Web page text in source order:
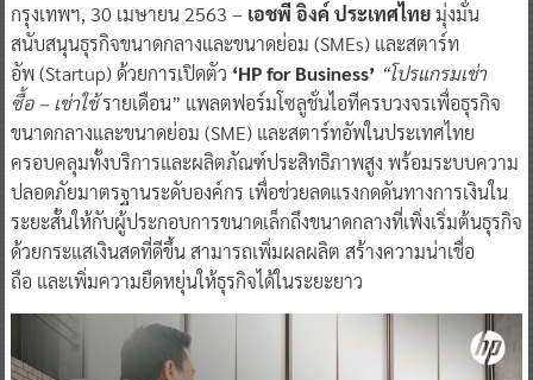
กรุงเทพฯ, 30 เมษายน 2563 – เอชพี อิงค์ ประเทศไทยมุ่งมั่น
สนับสนุนธุรกิจขนาดกลางและขนาดย่อม (SMEs) และสตาร์ท
อัพ (Startup) ด้วยการเปิดตัว ‘HP for Business’ “โปรแกรมเช่า
ซื้อ – เช่าใช้รายเดือน” แพลตฟอร์มโซลูชั่นไอทีครบวงจรเพื่อธุรกิจ
ขนาดกลางและขนาดย่อม (SME) และสตาร์ทอัพในประเทศไทย
ครอบคลุมทั้งบริการและผลิตภัณฑ์ประสิทธิภาพสูง พร้อมระบบความ
ปลอดภัยมาตรฐานระดับองค์กร เพื่อช่วยลดแรงกดดันทางการเงินใน
ระยะสั้นให้กับผู้ประกอบการขนาดเล็กถึงขนาดกลางที่เพิ่งเริ่มต้นธุรกิจ
ด้วยกระแสเงินสดที่ดีขึ้น สามารถเพิ่มผลผลิต สร้างความน่าเชื่อ
ถือ และเพิ่มความยืดหยุ่นให้ธุรกิจได้ในระยะยาว